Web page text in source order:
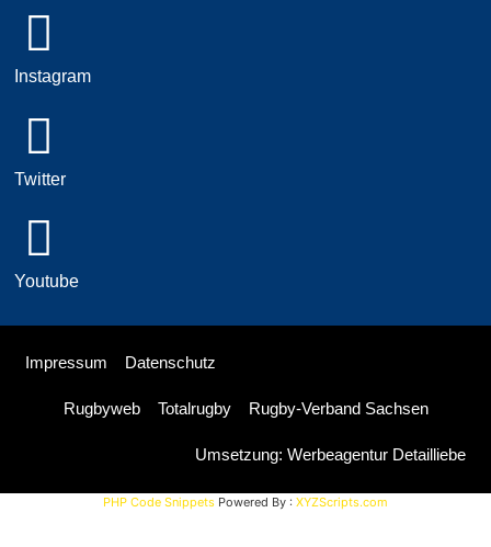
Instagram
Twitter
Youtube
Impressum Datenschutz
Rugbyweb Totalrugby Rugby-Verband Sachsen
Umsetzung: Werbeagentur Detailliebe
PHP Code Snippets Powered By : XYZScripts.com